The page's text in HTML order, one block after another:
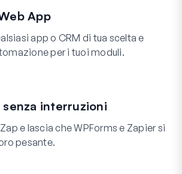
App
app o CRM di tua scelta e
per i tuoi moduli.
interruzioni
e lascia che WPForms e Zapier si
pesante.